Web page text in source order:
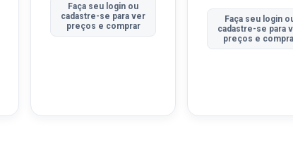
Faça seu login ou
cadastre-se para ver
preços e comprar
Faça seu login
cadastre-se para
preços e